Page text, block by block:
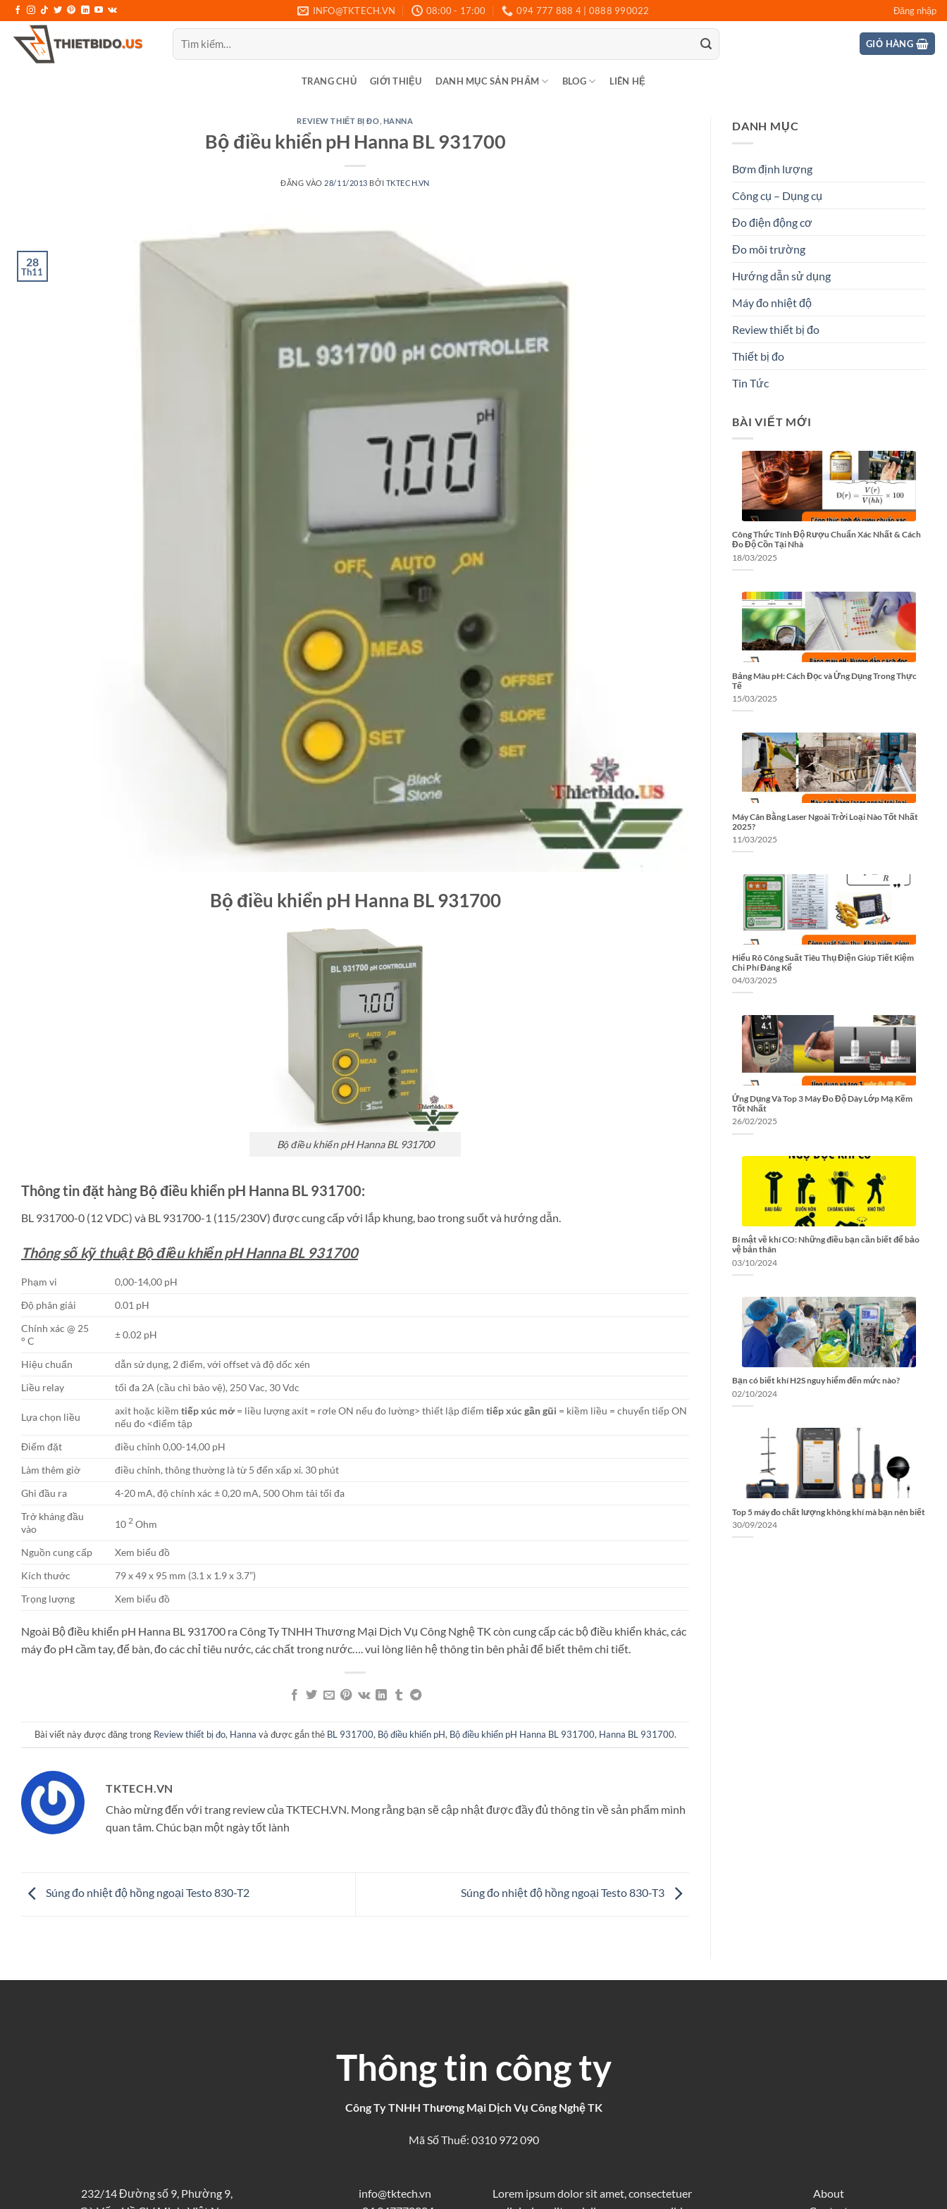
qua
nội
INFO@TKTECH.VN 08:00 - 17:00 094 777 888 4 | 0888 990022 Đăng nhập
Tìm
kiếm:
GIỎ HÀNG
TRANG CHỦ GIỚI THIỆU DANH MỤC SẢN PHẨM BLOG LIÊN HỆ
REVIEW THIẾT BỊ ĐO HANNA
Bộ điều khiển pH Hanna BL 931700
ĐĂNG VÀO 28/11/2013 BỞI TKTECH.VN
28
Th11
Bộ điều khiển pH Hanna BL 931700
Bộ điều khiển pH Hanna BL 931700
Thông tin đặt hàng Bộ điều khiển pH Hanna BL 931700:
BL 931700-0 (12 VDC) và BL 931700-1 (115/230V) được cung cấp với lắp khung, bao trong suốt và hướng dẫn.
Thông số kỹ thuật Bộ điều khiển pH Hanna BL 931700
Phạm vi
0,00-14,00 pH
Độ phân giải
0.01 pH
Chính xác @ 25
° C
± 0.02 pH
Hiệu chuẩn
dẫn sử dụng, 2 điểm, với offset và độ dốc xén
Liều relay
tối đa 2A (cầu chì bảo vệ), 250 Vac, 30 Vdc
Lựa chọn liều
axit hoặc kiềmtiếp xúc mở = liều lượng axit = rơle ON nếu đo lường> thiết lập điểmtiếp xúc gần gũi = kiềm liều = chuyển tiếp ON
nếu đo <điểm tập
Điểm đặt
điều chỉnh 0,00-14,00 pH
Làm thêm giờ
điều chỉnh, thông thường là từ 5 đến xấp xỉ. 30 phút
Ghi đầu ra
4-20 mA, độ chính xác ± 0,20 mA, 500 Ohm tải tối đa
Trở kháng đầu
vào
102 Ohm
Nguồn cung cấp
Xem biểu đồ
Kích thước
79 x 49 x 95 mm (3.1 x 1.9 x 3.7”)
Trọng lượng
Xem biểu đồ
Ngoài Bộ điều khiển pH Hanna BL 931700 ra Công Ty TNHH Thương Mại Dịch Vụ Công Nghệ TK còn cung cấp các bộ điều khiển khác, các
máy đo pH cầm tay, để bàn, đo các chỉ tiêu nước, các chất trong nước…. vui lòng liên hệ thông tin bên phải để biết thêm chi tiết.
Bài viết này được đăng trong Review thiết bị đo, Hanna và được gắn thẻ BL 931700, Bộ điều khiển pH, Bộ điều khiển pH Hanna BL 931700, Hanna BL 931700.
TKTECH.VN
Chào mừng đến với trang review của TKTECH.VN. Mong rằng bạn sẽ cập nhật được đầy đủ thông tin về sản phẩm mình
quan tâm. Chúc bạn một ngày tốt lành
Súng đo nhiệt độ hồng ngoại Testo 830-T2 Súng đo nhiệt độ hồng ngoại Testo 830-T3
DANH MỤC
Bơm định lượng
Công cụ – Dụng cụ
Đo điện động cơ
Đo môi trường
Hướng dẫn sử dụng
Máy đo nhiệt độ
Review thiết bị đo
Thiết bị đo
Tin Tức
BÀI VIẾT MỚI
Công Thức Tính Độ Rượu Chuẩn Xác Nhất & Cách
Đo Độ Cồn Tại Nhà
18/03/2025
Bảng Màu pH: Cách Đọc và Ứng Dụng Trong Thực
Tế
15/03/2025
Máy Cân Bằng Laser Ngoài Trời Loại Nào Tốt Nhất
2025?
11/03/2025
Hiểu Rõ Công Suất Tiêu Thụ Điện Giúp Tiết Kiệm
Chi Phí Đáng Kể
04/03/2025
Ứng Dụng Và Top 3 Máy Đo Độ Dày Lớp Mạ Kẽm
Tốt Nhất
26/02/2025
Bí mật về khí CO: Những điều bạn cần biết để bảo
vệ bản thân
03/10/2024
Bạn có biết khí H2S nguy hiểm đến mức nào?
02/10/2024
Top 5 máy đo chất lượng không khí mà bạn nên biết
30/09/2024
Thông tin công ty
Công Ty TNHH Thương Mại Dịch Vụ Công Nghệ TK
Mã Số Thuế: 0310 972 090
232/14 Đường số 9, Phường 9,
info@tktech.vn
Lorem ipsum dolor sit amet, consectetuer
About